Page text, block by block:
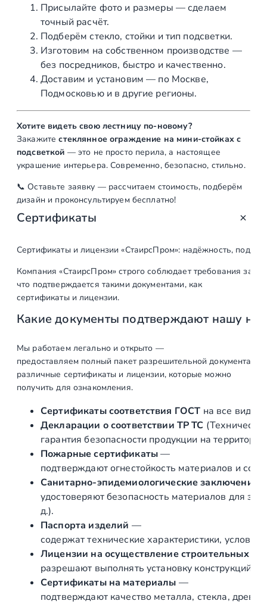
Присылайте фото и размеры — сделаем
точный расчёт.
Подберём стекло, стойки и тип подсветки.
Изготовим на собственном производстве —
без посредников, быстро и качественно.
Доставим и установим — по Москве,
Подмосковью и в другие регионы.
Хотите видеть свою лестницу по-новому?
Закажитестеклянное ограждение на мини-стойках с
подсветкой — это не просто перила, а настоящее
украшение интерьера. Современно, безопасно, стильно.
📞 Оставьте заявку — рассчитаем стоимость, подберём
дизайн и проконсультируем бесплатно!
Сертификаты
Сертификаты и лицензии «СтаирсПром»: надёжность,
Компания «СтаирсПром» строго соблюдает требования
что подтверждается такими документами, как
сертификаты и лицензии.
Какие документы подтверждают нашу
Мы работаем легально и открыто —
предоставляем полный пакет разрешительной
различные сертификаты и лицензии, которые можно
получить для ознакомления.
Сертификаты соответствия ГОСТ на все виды
Декларации о соответствии ТР ТС
гарантия безопасности продукции на
Пожарные сертификаты—
подтверждают огнестойкость материалов и
Санитарно‑эпидемиологические заключения
удостоверяют безопасность материалов для
д.).
Паспорта изделий —
содержат технические характеристики,
Лицензии на осуществление строительных и
разрешают выполнять установку конструкций
Сертификаты на материалы —
подтверждают качество металла, стекла,